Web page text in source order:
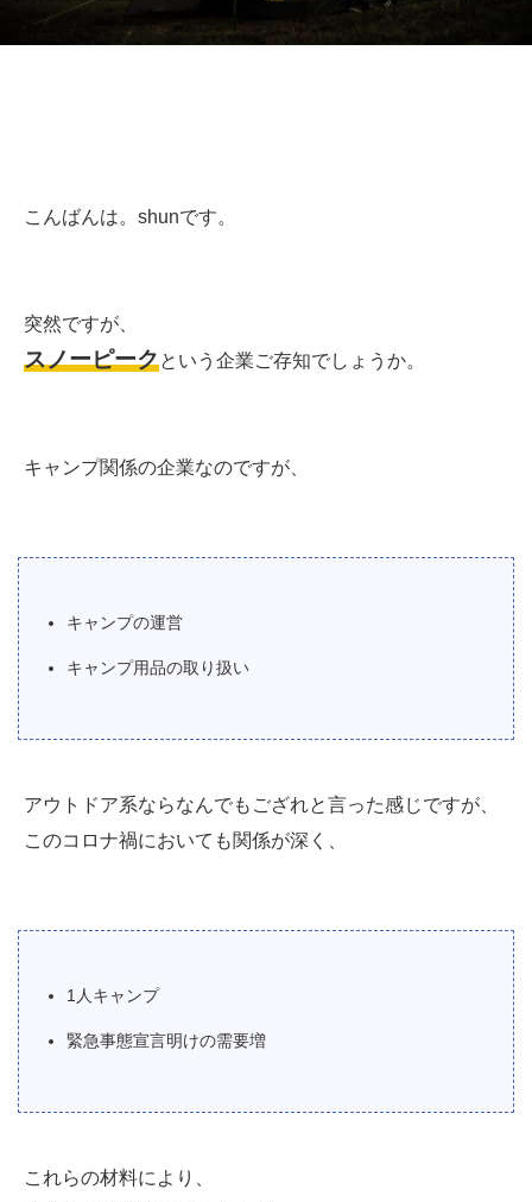
こんばんは。shunです。
突然ですが、
スノーピークという企業ご存知でしょうか。
キャンプ関係の企業なのですが、
キャンプの運営
キャンプ用品の取り扱い
アウトドア系ならなんでもござれと言った感じですが、
このコロナ禍においても関係が深く、
1人キャンプ
緊急事態宣言明けの需要増
これらの材料により、